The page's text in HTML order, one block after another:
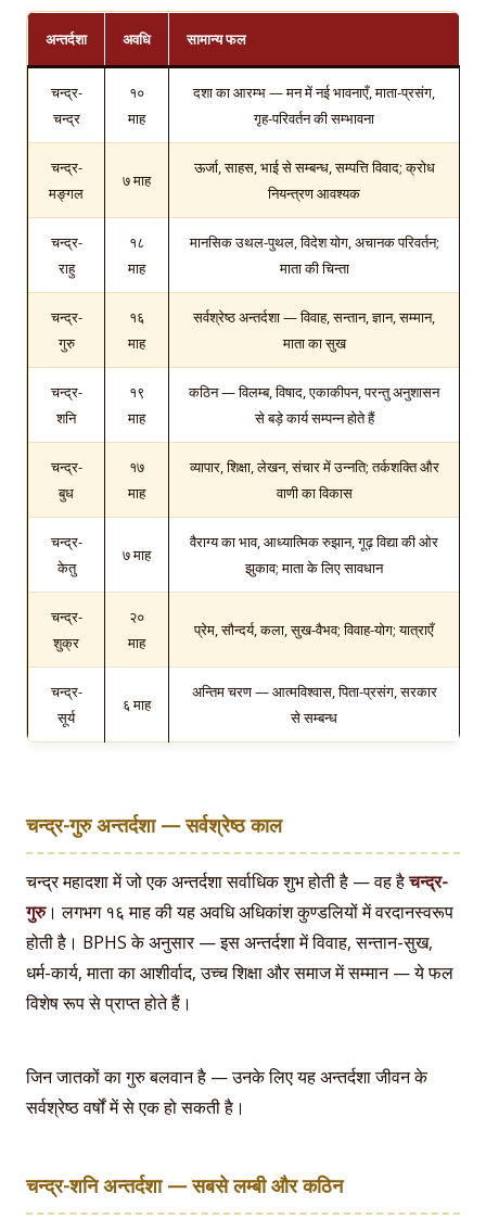
अन्तर्दशा अवधि सामान्य फल
चन्द्र-
चन्द्र
१०
माह
दशा का आरम्भ — मन में नई भावनाएँ, माता-प्रसंग,
गृह-परिवर्तन की सम्भावना
चन्द्र-
मङ्गल
७ माह
ऊर्जा, साहस, भाई से सम्बन्ध, सम्पत्ति विवाद; क्रोध
नियन्त्रण आवश्यक
चन्द्र-
राहु
१८
माह
मानसिक उथल-पुथल, विदेश योग, अचानक परिवर्तन;
माता की चिन्ता
चन्द्र-
गुरु
१६
माह
सर्वश्रेष्ठ अन्तर्दशा — विवाह, सन्तान, ज्ञान, सम्मान,
माता का सुख
चन्द्र-
शनि
१९
माह
कठिन — विलम्ब, विषाद, एकाकीपन, परन्तु अनुशासन
से बड़े कार्य सम्पन्न होते हैं
चन्द्र-
बुध
१७
माह
व्यापार, शिक्षा, लेखन, संचार में उन्नति; तर्कशक्ति और
वाणी का विकास
चन्द्र-
केतु
७ माह
वैराग्य का भाव, आध्यात्मिक रुझान, गूढ़ विद्या की ओर
झुकाव; माता के लिए सावधान
चन्द्र-
शुक्र
२०
माह
प्रेम, सौन्दर्य, कला, सुख-वैभव; विवाह-योग; यात्राएँ
चन्द्र-
सूर्य
६ माह
अन्तिम चरण — आत्मविश्वास, पिता-प्रसंग, सरकार
से सम्बन्ध
चन्द्र-गुरु अन्तर्दशा — सर्वश्रेष्ठ काल
चन्द्र महादशा में जो एक अन्तर्दशा सर्वाधिक शुभ होती है — वह हैचन्द्र-
गुरु। लगभग १६ माह की यह अवधि अधिकांश कुण्डलियों में वरदानस्वरूप
होती है। BPHS के अनुसार — इस अन्तर्दशा में विवाह, सन्तान-सुख,
धर्म-कार्य, माता का आशीर्वाद, उच्च शिक्षा और समाज में सम्मान — ये फल
विशेष रूप से प्राप्त होते हैं।
जिन जातकों का गुरु बलवान है — उनके लिए यह अन्तर्दशा जीवन के
सर्वश्रेष्ठ वर्षों में से एक हो सकती है।
चन्द्र-शनि अन्तर्दशा — सबसे लम्बी और कठिन